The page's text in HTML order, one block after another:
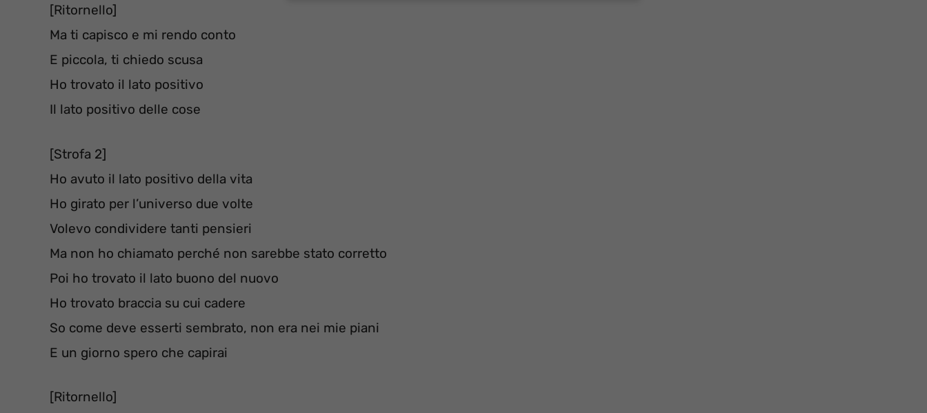
[Ritornello]
Ma ti capisco e mi rendo conto
E piccola, ti chiedo scusa
Ho trovato il lato positivo
Il lato positivo delle cose
[Strofa 2]
Ho avuto il lato positivo della vita
Ho girato per l’universo due volte
Volevo condividere tanti pensieri
Ma non ho chiamato perché non sarebbe stato corretto
Poi ho trovato il lato buono del nuovo
Ho trovato braccia su cui cadere
So come deve esserti sembrato, non era nei mie piani
E un giorno spero che capirai
[Ritornello]